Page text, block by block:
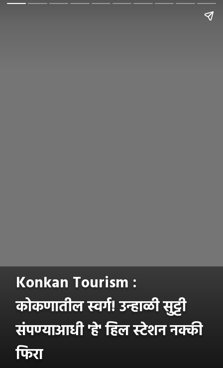
Konkan Tourism :
कोकणातील स्वर्ग! उन्हाळी सुट्टी
संपण्याआधी 'हे' हिल स्टेशन नक्की
फिरा